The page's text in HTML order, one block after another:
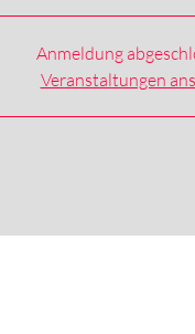
Anmeldung
Veranstaltungen